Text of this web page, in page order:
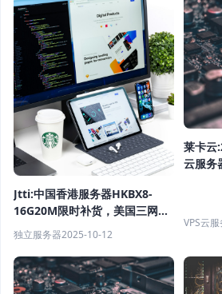
Jtti:中国香港服务器HKBX8-
16G20M限时补货，美国三网
CN2年付$24.62，高性价比推荐
独立服务器2025-10-12
莱卡云
云服务
VPS云